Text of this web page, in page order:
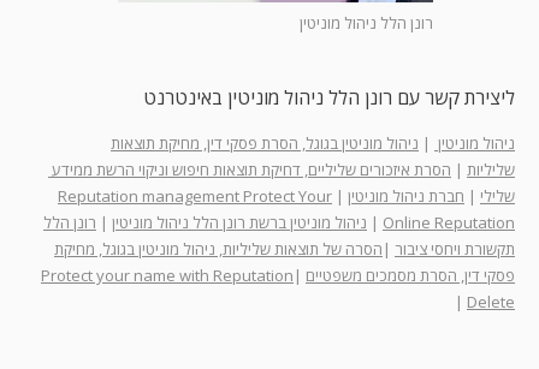
רונן הלל ניהול מוניטין
ליצירת קשר עם רונן הלל ניהול מוניטין באינטרנט
ניהול מוניטין | ניהול מוניטין בגוגל, הסרת פסקי דין, מחיקת תוצאות
שליליות | הסרת איזכורים שליליים, דחיקת תוצאות חיפוש וניקוי הרשת ממידע
שלילי | חברת ניהול מוניטין |
Reputation management Protect Your
Online Reputation
| ניהול מוניטין ברשת רונן הלל ניהול מוניטין | רונן הלל
תקשורת ויחסי ציבור | הסרה של תוצאות שליליות, ניהול מוניטין בגוגל, מחיקת
פסקי דין, הסרת מסמכים משפטיים |
Protect your name with Reputation
Delete
|